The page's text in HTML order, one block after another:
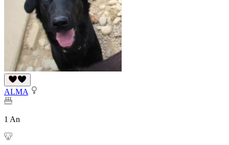
ALMA
1 An